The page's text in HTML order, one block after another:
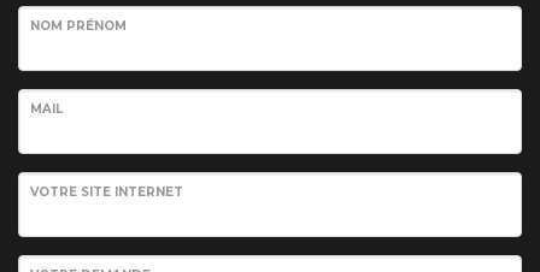
NOM PRÉNOM
MAIL
VOTRE SITE INTERNET